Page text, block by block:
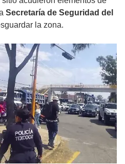
Secretaría de Seguridad del
la zona.